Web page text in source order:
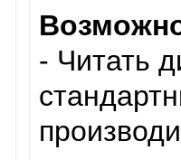
- Читать